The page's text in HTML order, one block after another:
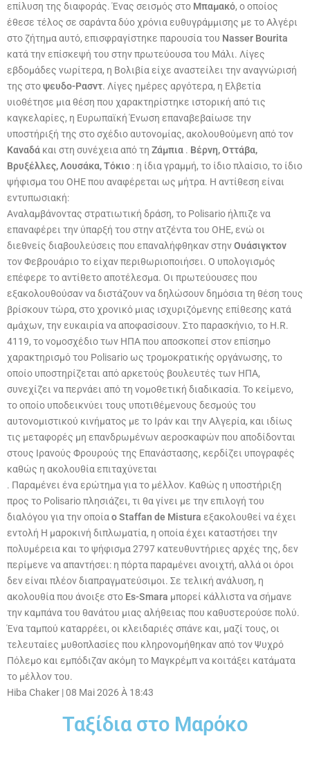
επίλυση της διαφοράς. Ένας σεισμός στο Μπαμακό, ο οποίος
έθεσε τέλος σε σαράντα δύο χρόνια ευθυγράμμισης με το Αλγέρι
στο ζήτημα αυτό, επισφραγίστηκε παρουσία του Nasser Bourita
κατά την επίσκεψή του στην πρωτεύουσα του Μάλι. Λίγες
εβδομάδες νωρίτερα, η Βολιβία είχε αναστείλει την αναγνώρισή
της στοψευδο-Ρασντ. Λίγες ημέρες αργότερα, η Ελβετία
υιοθέτησε μια θέση που χαρακτηρίστηκε ιστορική από τις
καγκελαρίες, η Ευρωπαϊκή Ένωση επαναβεβαίωσε την
υποστήριξή της στο σχέδιο αυτονομίας, ακολουθούμενη από τον
Καναδά και στη συνέχεια από τη Ζάμπια . Βέρνη, Οττάβα,
Βρυξέλλες, Λουσάκα, Τόκιο : η ίδια γραμμή, το ίδιο πλαίσιο, το ίδιο
ψήφισμα του ΟΗΕ που αναφέρεται ως μήτρα. Η αντίθεση είναι
εντυπωσιακή:
Αναλαμβάνοντας στρατιωτική δράση, το Polisario ήλπιζε να
επαναφέρει την ύπαρξή του στην ατζέντα του ΟΗΕ, ενώ οι
διεθνείς διαβουλεύσεις που επαναλήφθηκαν στηνΟυάσιγκτον
τον Φεβρουάριο το είχαν περιθωριοποιήσει. Ο υπολογισμός
επέφερε το αντίθετο αποτέλεσμα. Οι πρωτεύουσες που
εξακολουθούσαν να διστάζουν να δηλώσουν δημόσια τη θέση τους
βρίσκουν τώρα, στο χρονικό μιας ισχυριζόμενης επίθεσης κατά
αμάχων, την ευκαιρία να αποφασίσουν. Στο παρασκήνιο, το H.R.
4119, το νομοσχέδιο των ΗΠΑ που αποσκοπεί στον επίσημο
χαρακτηρισμό του Polisario ως τρομοκρατικής οργάνωσης, το
οποίο υποστηρίζεται από αρκετούς βουλευτές των ΗΠΑ,
συνεχίζει να περνάει από τη νομοθετική διαδικασία. Το κείμενο,
το οποίο υποδεικνύει τους υποτιθέμενους δεσμούς του
αυτονομιστικού κινήματος με το Ιράν και την Αλγερία, και ιδίως
τις μεταφορές μη επανδρωμένων αεροσκαφών που αποδίδονται
στους Ιρανούς Φρουρούς της Επανάστασης, κερδίζει υπογραφές
καθώς η ακολουθία επιταχύνεται
. Παραμένει ένα ερώτημα για το μέλλον. Καθώς η υποστήριξη
προς το Polisario πλησιάζει, τι θα γίνει με την επιλογή του
διαλόγου για την οποία ο Staffan de Mistura εξακολουθεί να έχει
εντολή Η μαροκινή διπλωματία, η οποία έχει καταστήσει την
πολυμέρεια και το ψήφισμα 2797 κατευθυντήριες αρχές της, δεν
περίμενε να απαντήσει: η πόρτα παραμένει ανοιχτή, αλλά οι όροι
δεν είναι πλέον διαπραγματεύσιμοι. Σε τελική ανάλυση, η
ακολουθία που άνοιξε στο Es-Smara μπορεί κάλλιστα να σήμανε
την καμπάνα του θανάτου μιας αλήθειας που καθυστερούσε πολύ.
Ένα ταμπού καταρρέει, οι κλειδαριές σπάνε και, μαζί τους, οι
τελευταίες μυθοπλασίες που κληρονομήθηκαν από τον Ψυχρό
Πόλεμο και εμπόδιζαν ακόμη το Μαγκρέμπνα κοιτάξει κατάματα
το μέλλον του.
Hiba Chaker |08 Mai 2026 À 18:43
Ταξίδια στο Μαρόκο